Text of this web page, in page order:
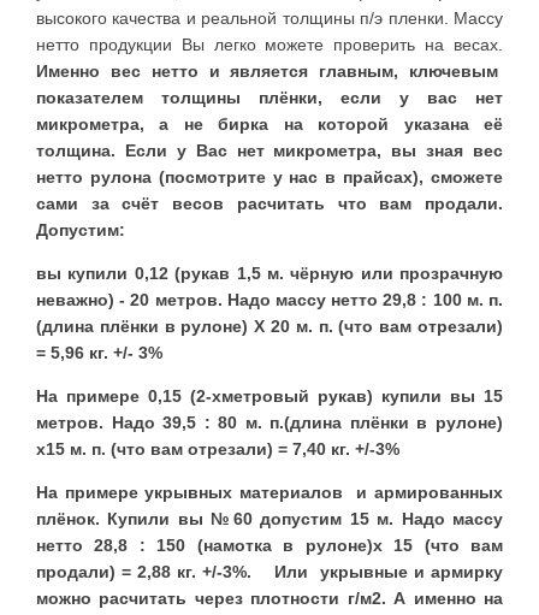
высокого качества и реальной толщины п/э пленки. Массу
нетто продукции Вы легко можете проверить на весах.
Именно вес нетто и является главным, ключевым
показателем толщины плёнки, если у вас нет
микрометра, а не бирка на которой указана её
толщина. Если у Вас нет микрометра, вы зная вес
нетто рулона (посмотрите у нас в прайсах), сможете
сами за счёт весов расчитать что вам продали.
Допустим:
вы купили 0,12 (рукав 1,5 м. чёрную или прозрачную
неважно) - 20 метров. Надо массу нетто 29,8 : 100 м. п.
(длина плёнки в рулоне) Х 20 м. п. (что вам отрезали)
= 5,96 кг. +/- 3%
На примере 0,15 (2-хметровый рукав) купили вы 15
метров. Надо 39,5 : 80 м. п.(длина плёнки в рулоне)
x15 м. п. (что вам отрезали) = 7,40 кг. +/-3%
На примере укрывных материалов и армированных
плёнок. Купили вы №60 допустим 15 м. Надо массу
нетто 28,8 : 150 (намотка в рулоне)x 15 (что вам
продали) = 2,88 кг. +/-3%. Или укрывные и армирку
можно расчитать через плотности г/м2. А именно на